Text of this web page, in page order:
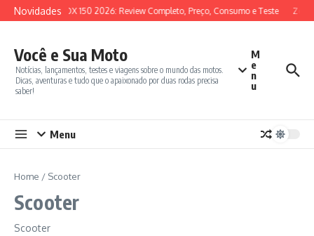
Ir para o conteúdo
NovidadesSYM ADX 150 2026: Review Completo, Preço, Consumo e Teste
Você e Sua Moto
Notícias, lançamentos, testes e viagens sobre o mundo das motos.
Dicas, aventuras e tudo que o apaixonado por duas rodas precisa
saber!
M
e
n
u
Menu
Home / Scooter
Scooter
Scooter